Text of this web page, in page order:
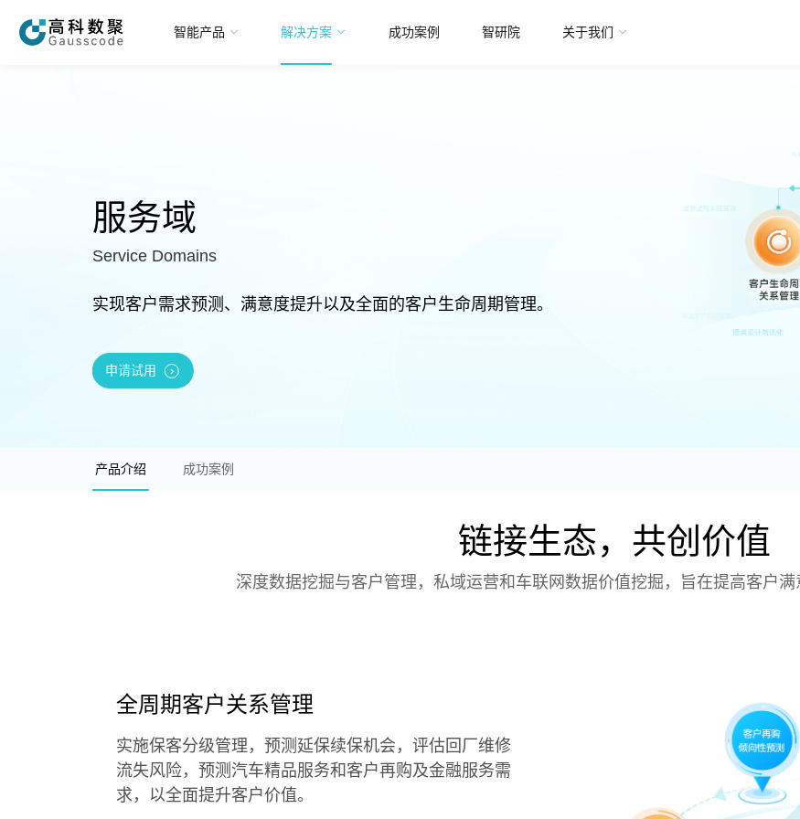
智能产品 解决方案 成功案例 智研院 关于我们
服务域
Service Domains
实现客户需求预测、满意度提升以及全面的客户生命周期管理。
申请试用
产品介绍 成功案例
链接生态，共创价值
深度数据挖掘与客户管理，私域运营和车联网数据价值挖掘，旨在提高客户满
全周期客户关系管理
实施保客分级管理，预测延保续保机会，评估回厂维修
流失风险，预测汽车精品服务和客户再购及金融服务需
求，以全面提升客户价值。